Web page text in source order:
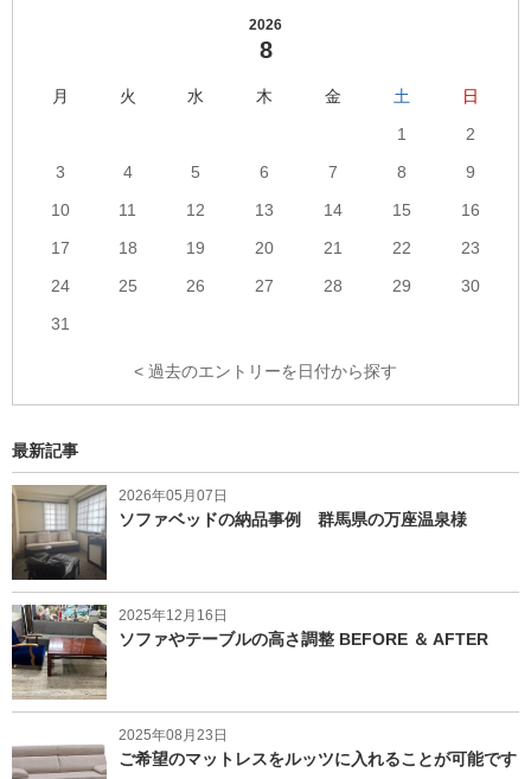
2026
8
月 火 水 木 金 土
日
1
2
3
4 5 6 7 8
9
10
11 12 13 14 15
16
17
18 19 20 21 22
23
24
25 26 27 28 29
30
31
< 過去のエントリーを日付から探す
最新記事
2026年05月07日
ソファベッドの納品事例 群馬県の万座温泉様
2025年12月16日
ソファやテーブルの高さ調整 BEFORE ＆ AFTER
2025年08月23日
ご希望のマットレスをルッツに入れることが可能です